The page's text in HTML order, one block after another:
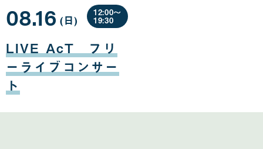
LIVE AcT フリ
ーライブコンサー
ト
08.16
月
16
日
(日曜
日
)
12:00〜
19:30